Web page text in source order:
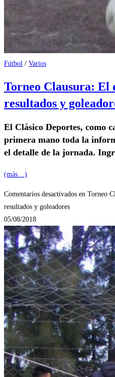
Fútbol / Varios
Torneo Clausura: El
resultados y
El Clásico Deportes, como
primera mano toda la
el detalle de la jornada.
(más…)
Comentarios desactivados en Torneo
resultados y goleadores
05/08/2018